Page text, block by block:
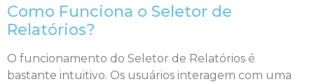
Como Funciona o Seletor de
Relatórios?
O funcionamento do Seletor de Relatórios é
bastante intuitivo. Os usuários interagem com uma